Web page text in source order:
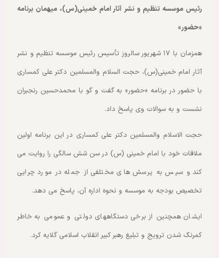
رئیس موسسه تنظیم و نشر آثار امام خمینی(س)، میهمان برنامه
«حضور»
همزمان با ۱۷ شهریور سالروز تأسیس رئیس موسسه تنظیم و نشر
آثار امام خمینی(س)، حجت السلام والمسلمین دکتر علی کمساری
با حضور در برنامه «حضور» به گفت و گو با محمدحسین رنجبران
نشست و به سوالات وی پاسخ داد.
حجت الاسلام والمسلمین دکتر علی کمساری در این برنامه اولین
ملاقات خود با امام خمینی (س) در سن شش سالگی را روایت می
کند و سپس به پرسش های مختلفی از جمله در مورد چرایی
تخصیص بودجه به موسسه و نحوه اداره آن، پاسخ می دهد.
ایشان همچنین از برخی دستگاههای دولتی و عمومی به خاطر
کمرنگ شدن ترویج و تبلیغ رهبر کبیر انقلاب اسلامی گلایه کرد.